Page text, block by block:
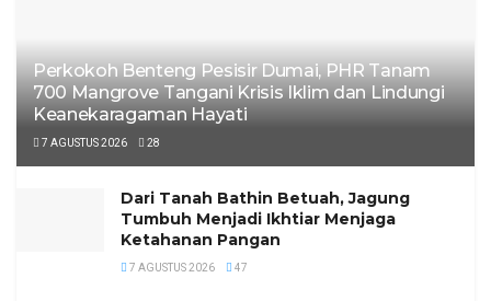
Perkokoh Benteng Pesisir Dumai, PHR Tanam
700 Mangrove Tangani Krisis Iklim dan Lindungi
Keanekaragaman Hayati
7 AGUSTUS 2026 28
Dari Tanah Bathin Betuah, Jagung
Tumbuh Menjadi Ikhtiar Menjaga
Ketahanan Pangan
7 AGUSTUS 2026 47